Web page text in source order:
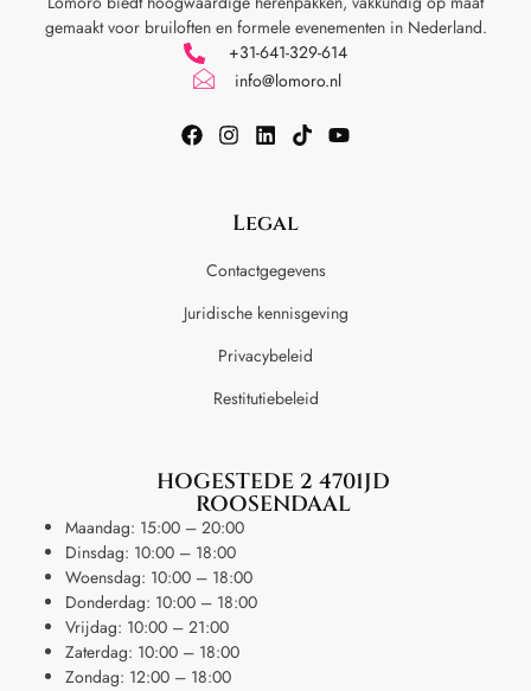
gemaakt voor bruiloften en formele evenementen in Nederland.
+31-641-329-614
info@lomoro.nl
Legal
Contactgegevens
Juridische kennisgeving
Privacybeleid
Restitutiebeleid
HOGESTEDE 2 4701JD
ROOSENDAAL
Maandag: 15:00 – 20:00
Dinsdag: 10:00 – 18:00
Woensdag: 10:00 – 18:00
Donderdag: 10:00 – 18:00
Vrijdag: 10:00 – 21:00
Zaterdag: 10:00 – 18:00
Zondag: 12:00 – 18:00